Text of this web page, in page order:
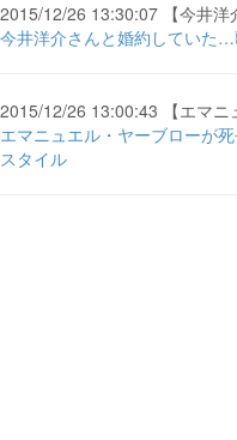
2015/12/26 13:30:07 【今井洋
今井洋介さんと婚約していた
2015/12/26 13:00:43 【エマニ
エマニュエル・ヤーブローが
スタイル